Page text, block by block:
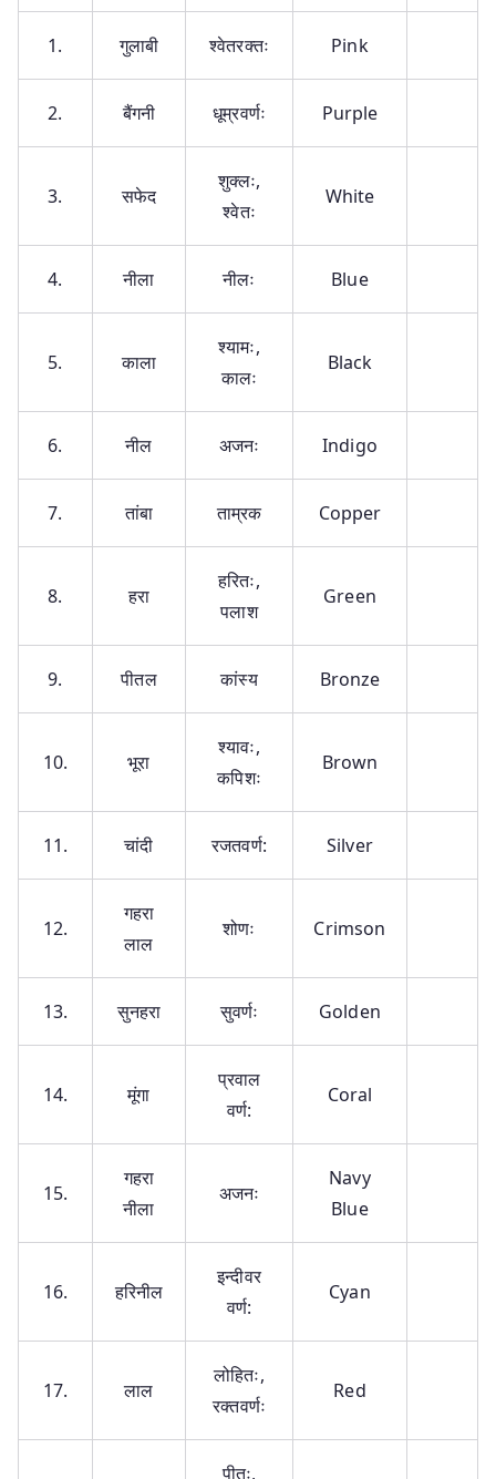
1. गुलाबी श्वेतरक्तः Pink
2. बैंगनी धूम्रवर्णः Purple
3. सफेद
शुक्लः,
श्वेतः
White
4. नीला नीलः Blue
5. काला
श्यामः,
कालः
Black
6. नील अजनः Indigo
7. तांबा ताम्रक Copper
8. हरा
हरितः,
पलाश
Green
9. पीतल कांस्य Bronze
10. भूरा
श्यावः,
कपिशः
Brown
11. चांदी रजतवर्ण: Silver
12.
गहरा
लाल
शोणः Crimson
13. सुनहरा सुवर्णः Golden
14. मूंगा
प्रवाल
वर्ण:
Coral
15.
गहरा
नीला
अजनः
Navy
Blue
16. हरिनील
इन्दीवर
वर्ण:
Cyan
17. लाल
लोहितः,
रक्तवर्णः
Red
पीतः,